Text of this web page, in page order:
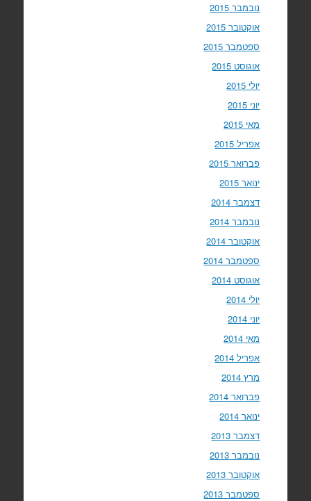
נובמבר 2015
אוקטובר 2015
ספטמבר 2015
אוגוסט 2015
יולי 2015
יוני 2015
מאי 2015
אפריל 2015
פברואר 2015
ינואר 2015
דצמבר 2014
נובמבר 2014
אוקטובר 2014
ספטמבר 2014
אוגוסט 2014
יולי 2014
יוני 2014
מאי 2014
אפריל 2014
מרץ 2014
פברואר 2014
ינואר 2014
דצמבר 2013
נובמבר 2013
אוקטובר 2013
ספטמבר 2013